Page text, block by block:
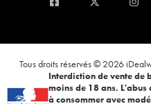
Tous droits réservés © 2026
Interdiction de vente de
moins de 18 ans.
à consommer avec